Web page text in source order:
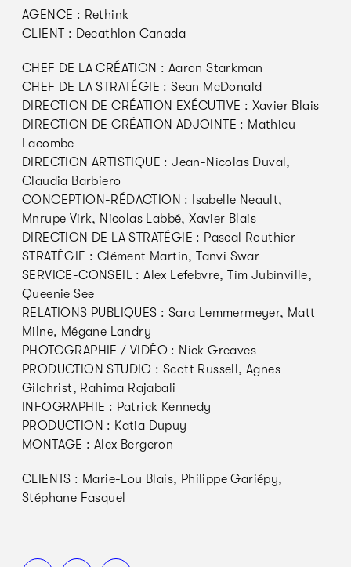
AGENCE : Rethink
CLIENT : Decathlon Canada
CHEF DE LA CRÉATION : Aaron Starkman
CHEF DE LA STRATÉGIE : Sean McDonald
DIRECTION DE CRÉATION EXÉCUTIVE : Xavier Blais
DIRECTION DE CRÉATION ADJOINTE : Mathieu
Lacombe
DIRECTION ARTISTIQUE : Jean-Nicolas Duval,
Claudia Barbiero
CONCEPTION-RÉDACTION : Isabelle Neault,
Mnrupe Virk, Nicolas Labbé, Xavier Blais
DIRECTION DE LA STRATÉGIE : Pascal Routhier
STRATÉGIE : Clément Martin, Tanvi Swar
SERVICE-CONSEIL : Alex Lefebvre, Tim Jubinville,
Queenie See
RELATIONS PUBLIQUES : Sara Lemmermeyer, Matt
Milne, Mégane Landry
PHOTOGRAPHIE / VIDÉO : Nick Greaves
PRODUCTION STUDIO : Scott Russell, Agnes
Gilchrist, Rahima Rajabali
INFOGRAPHIE : Patrick Kennedy
PRODUCTION : Katia Dupuy
MONTAGE : Alex Bergeron
CLIENTS : Marie-Lou Blais, Philippe Gariépy,
Stéphane Fasquel